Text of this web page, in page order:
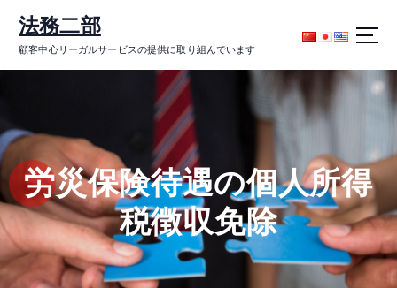
ン
ス
キ
ッ
プ
法務二部
顧客中心リーガルサービスの提供に取り組んでいます
労災保険待遇の個人所得
税徴収免除